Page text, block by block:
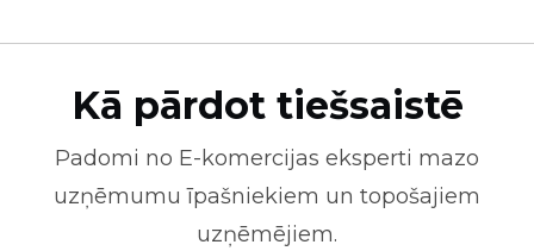
Kā pārdot tiešsaistē
Padomi no E-komercijas eksperti mazo
uzņēmumu īpašniekiem un topošajiem
uzņēmējiem.